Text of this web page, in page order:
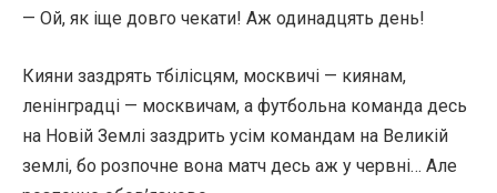
— Ой, як іще довго чекати! Аж одинадцять день!
Кияни заздрять тбілісцям, москвичі — киянам,
ленінградці — москвичам, а футбольна команда десь
на Новій Землі заздрить усім командам на Великій
землі, бо розпочне вона матч десь аж у червні… Але